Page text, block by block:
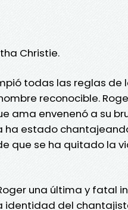
Christie.
todas las reglas
reconocible.
ama envenenó a su
ha estado
que se ha quitado la
una última y fatal
identidad del